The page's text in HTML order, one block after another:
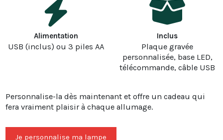
Alimentation
USB (inclus) ou 3 piles AA
Inclus
Plaque gravée
personnalisée, base LED,
télécommande, câble USB
Personnalise-la dès maintenant et offre un cadeau qui
fera vraiment plaisir à chaque allumage.
Je personnalise ma lampe